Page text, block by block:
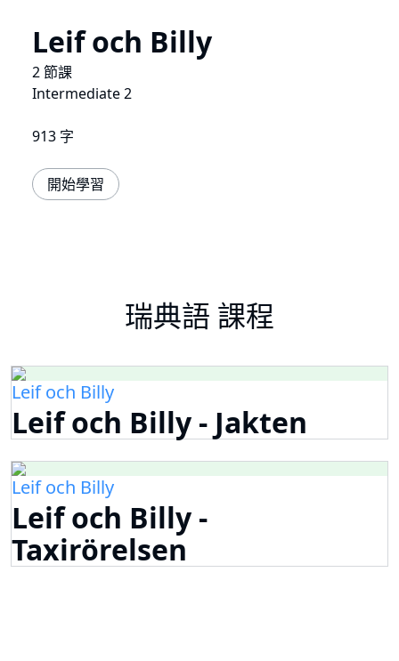
Leif och Billy
2 節課
Intermediate 2
913 字
開始學習
瑞典語 課程
Leif och Billy
Leif och Billy - Jakten
Leif och Billy
Leif och Billy -
Taxirörelsen